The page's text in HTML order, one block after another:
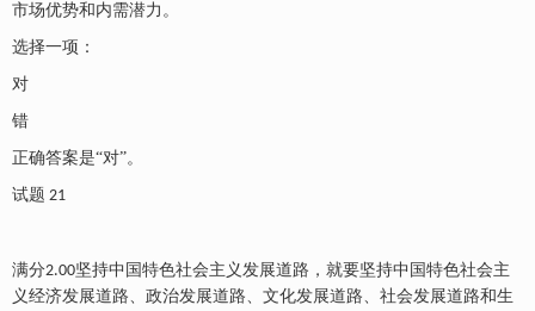
市场优势和内需潜力。
选择一项：
对
错
正确答案是“对”。
试题 21
满分2.00坚持中国特色社会主义发展道路，就要坚持中国特色社会主
义经济发展道路、政治发展道路、文化发展道路、社会发展道路和生